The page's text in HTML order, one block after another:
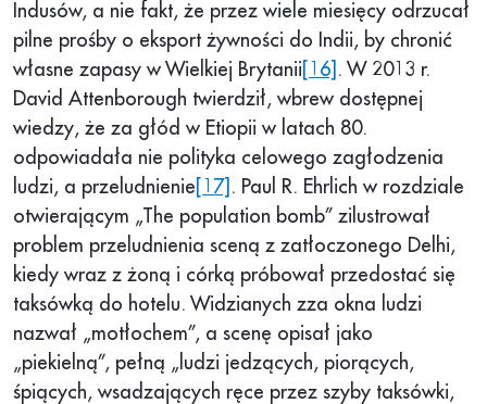
Indusów, a nie fakt, że przez wiele miesięcy odrzucał
pilne prośby o eksport żywności do Indii, by chronić
własne zapasy w Wielkiej Brytanii [16] . W 2013 r.
David Attenborough twierdził, wbrew dostępnej
wiedzy, że za głód w Etiopii w latach 80.
odpowiadała nie polityka celowego zagłodzenia
ludzi, a przeludnienie [17] . Paul R. Ehrlich w rozdziale
otwierającym „The population bomb” zilustrował
problem przeludnienia sceną z zatłoczonego Delhi,
kiedy wraz z żoną i córką próbował przedostać się
taksówką do hotelu. Widzianych zza okna ludzi
nazwał „motłochem”, a scenę opisał jako
„piekielną”, pełną „ludzi jedzących, piorących,
śpiących, wsadzających ręce przez szyby taksówki,